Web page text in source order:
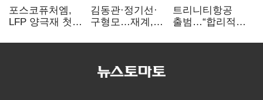
포스코퓨처엠,
LFP 양극재 첫
ESS 시장 공략
김동관·정기선·
구형모…재계,
전성시대
트리니티항공
출범…“합리적
서비스로 승부”